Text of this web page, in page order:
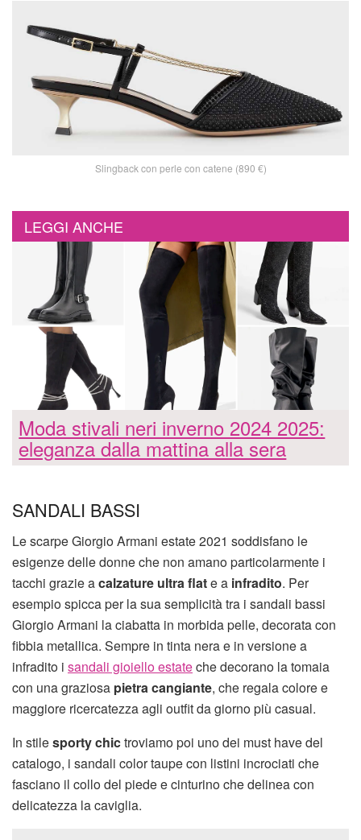
Slingback con perle con catene (890 €)
LEGGI ANCHE
Moda stivali neri inverno 2024 2025:
eleganza dalla mattina alla sera
SANDALI BASSI
Le scarpe Giorgio Armani estate 2021 soddisfano le
esigenze delle donne che non amano particolarmente i
tacchi grazie acalzature ultra flate a infradito. Per
esempio spicca per la sua semplicità tra i sandali bassi
Giorgio Armani la ciabatta in morbida pelle, decorata con
fibbia metallica. Sempre in tinta nera e in versione a
infradito i sandali gioiello estateche decorano la tomaia
con una graziosa pietra cangiante, che regala colore e
maggiore ricercatezza agli outfit da giorno più casual.
In stilesporty chictroviamo poi uno dei must have del
catalogo, i sandali color taupe con listini incrociati che
fasciano il collo del piede e cinturino che delinea con
delicatezza la caviglia.